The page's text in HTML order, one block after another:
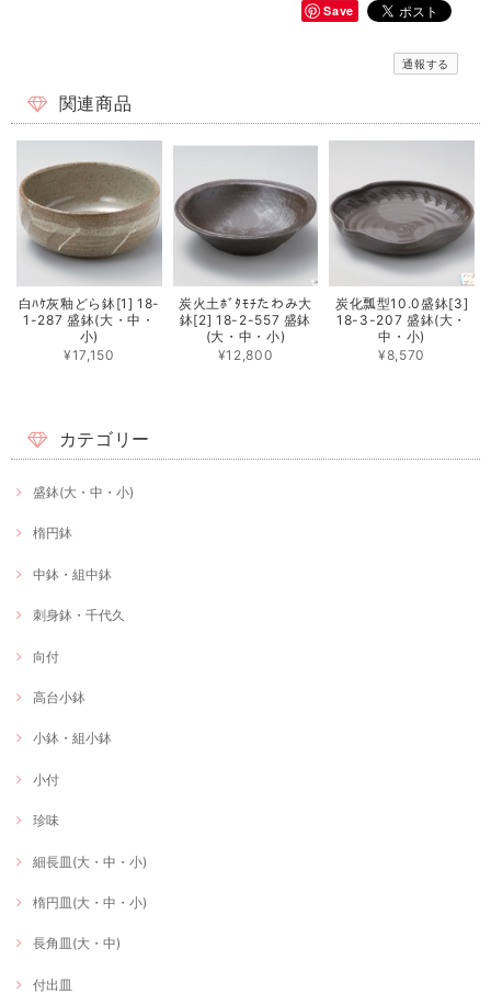
Save
通報する
関連商品
白ﾊｹ灰釉どら鉢[1] 18-
1-287 盛鉢(大・中・
小)
¥17,150
炭火土ﾎﾞﾀﾓﾁたわみ大
鉢[2] 18-2-557 盛鉢
(大・中・小)
¥12,800
炭化瓢型10.0盛鉢[3]
18-3-207 盛鉢(大・
中・小)
¥8,570
カテゴリー
盛鉢(大・中・小)
楕円鉢
中鉢・組中鉢
刺身鉢・千代久
向付
高台小鉢
小鉢・組小鉢
小付
珍味
細長皿(大・中・小)
楕円皿(大・中・小)
長角皿(大・中)
付出皿